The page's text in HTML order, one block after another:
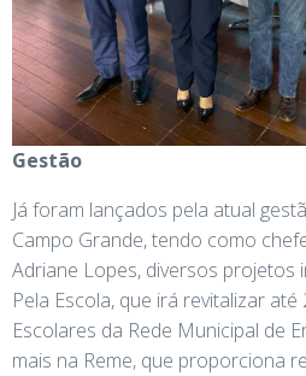
Gestão
Já foram lançados pela atual
Campo Grande, tendo como
Adriane Lopes, diversos projetos
Pela Escola, que irá revitalizar
Escolares da Rede Municipal de
mais na Reme, que proporciona